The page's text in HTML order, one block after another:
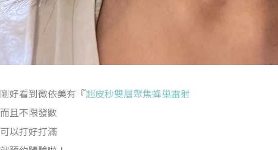
剛好看到微依美有『超皮秒雙層聚焦蜂巢雷射
而且不限發數
可以打好打滿